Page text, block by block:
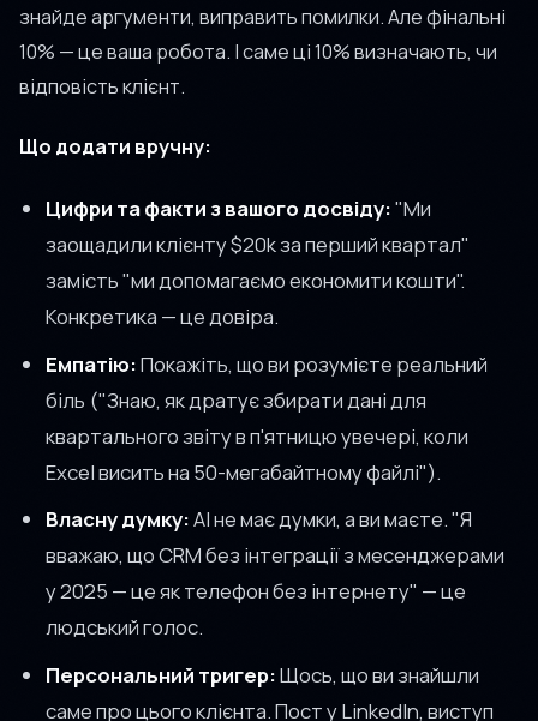
знайде аргументи, виправить помилки. Але фінальні
10% — це ваша робота. І саме ці 10% визначають, чи
відповість клієнт.
Що додати вручну:
Цифри та факти з вашого досвіду:"Ми
заощадили клієнту $20k за перший квартал"
замість "ми допомагаємо економити кошти".
Конкретика — це довіра.
Емпатію:Покажіть, що ви розумієте реальний
біль ("Знаю, як дратує збирати дані для
квартального звіту в п'ятницю увечері, коли
Excel висить на 50-мегабайтному файлі").
Власну думку:AI не має думки, а ви маєте. "Я
вважаю, що CRM без інтеграції з месенджерами
у 2025 — це як телефон без інтернету" — це
людський голос.
Персональний тригер:Щось, що ви знайшли
саме про цього клієнта. Пост у LinkedIn, виступ